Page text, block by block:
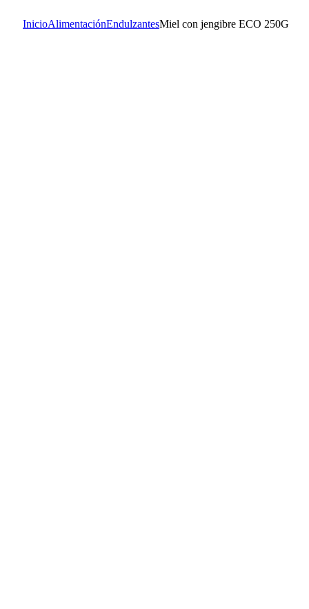
InicioAlimentaciónEndulzantesMiel con jengibre ECO 250G